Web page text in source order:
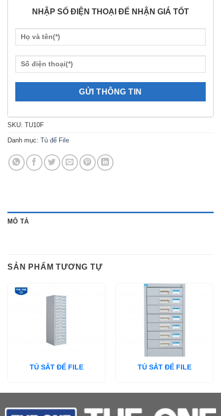
NHẬP SỐ ĐIỆN THOẠI ĐỂ NHẬN GIÁ TỐT
SKU: TU10F
Danh mục: Tủ để File
MÔ TẢ
SẢN PHẨM TƯƠNG TỰ
TỦ SẮT ĐỂ FILE TỦ SẮT ĐỂ FILE